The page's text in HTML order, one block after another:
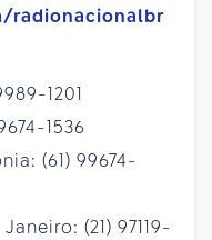
radionacionalbr
1201
1536
(61) 99674-
(21) 97119-